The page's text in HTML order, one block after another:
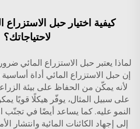
كيفية اختيار حبل
لاحتياجاتك؟
لماذا يعتبر حبل الاستزراع المائي
إن حبل الاستزراع المائي أداة
لأنه يمكّن من الحفاظ على بيئة
على سبيل المثال، يوفّر هيكلًا قويًا
النمو عليه. كما يساعد أيضًا في تجنّب
إلى إجهاد الكائنات المائية وانتشار